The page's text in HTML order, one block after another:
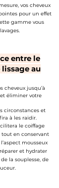
vos cheveux
pour un effet
gamme vous
entre le
au
cheveux jusqu’à
éliminer votre
circonstances et
à les raidir.
le coiffage
en conservant
mousseux
et hydrater
la souplesse, de